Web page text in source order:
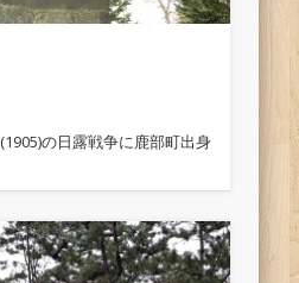
の日露戦争に鹿部町出身